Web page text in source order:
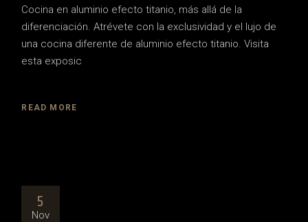
Cocina en aluminio efecto titanio, más allá de la
diferenciación. Atrévete con la exclusividad y el lujo de
una cocina diferente de aluminio efecto titanio. Visita
esta exposic
READ MORE
5
Nov